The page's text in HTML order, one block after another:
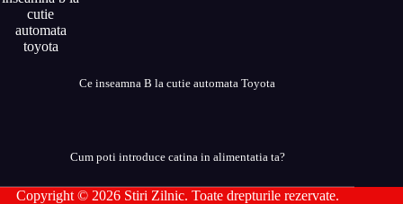
Ce inseamna B la cutie automata Toyota
Cum poti introduce catina in alimentatia ta?
Copyright © 2026 Stiri Zilnic. Toate drepturile rezervate.